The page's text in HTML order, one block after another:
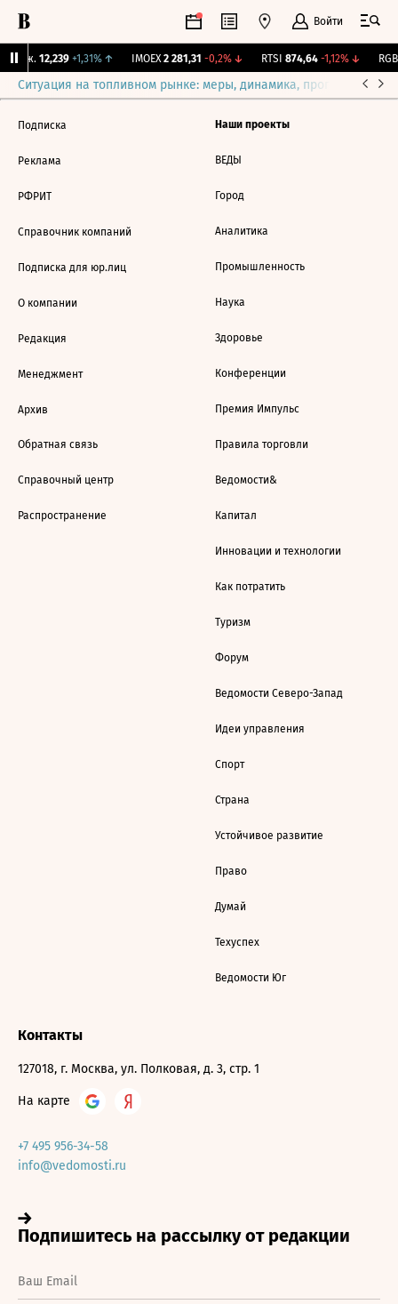
Войти
Бирж. 12,239 +1,31%↑ IMOEX 2 281,31 -0,2%↓ RTSI 874,64 -1,12%↓ RGBI
Ситуация на топливном рынке: меры, динамика, прогнозы
Подписка
Реклама
РФРИТ
Справочник компаний
Подписка для юр.лиц
О компании
Редакция
Менеджмент
Архив
Обратная связь
Справочный центр
Распространение
Наши проекты
ВЕДЫ
Город
Аналитика
Промышленность
Наука
Здоровье
Конференции
Премия Импульс
Правила торговли
Ведомости&
Капитал
Инновации и технологии
Как потратить
Туризм
Форум
Ведомости Северо-Запад
Идеи управления
Спорт
Страна
Устойчивое развитие
Право
Думай
Техуспех
Ведомости Юг
Контакты
127018, г. Москва, ул. Полковая, д. 3, стр. 1
На карте
+7 495 956-34-58
info@vedomosti.ru